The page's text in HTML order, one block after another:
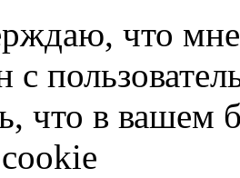
что
с
что в вашем